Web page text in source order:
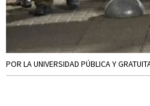
POR LA UNIVERSIDAD PÚBLICA Y